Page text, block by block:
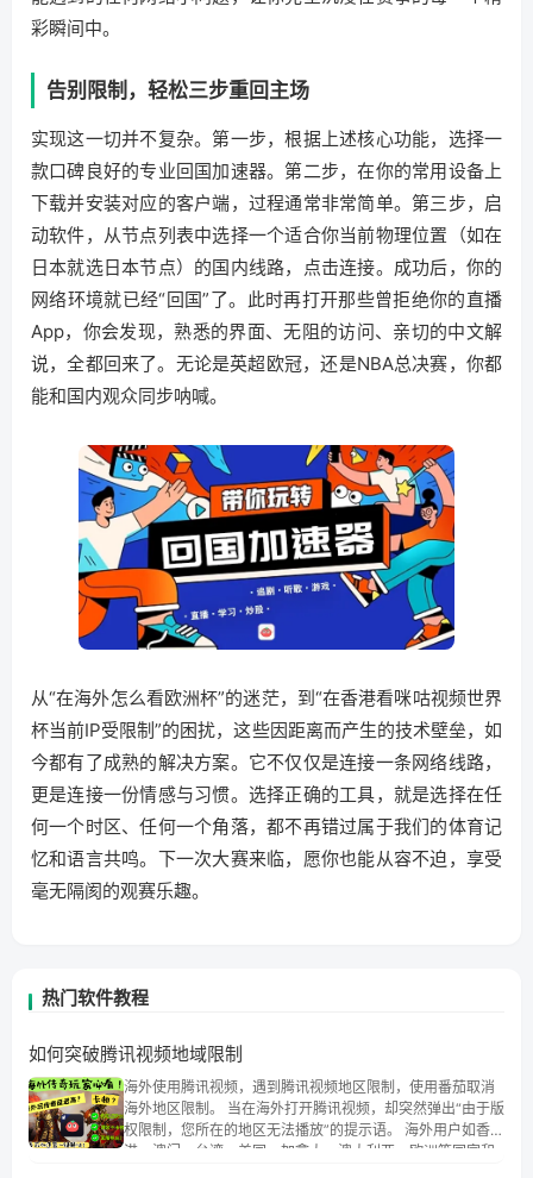
彩瞬间中。
告别限制，轻松三步重回主场
实现这一切并不复杂。第一步，根据上述核心功能，选择一
款口碑良好的专业回国加速器。第二步，在你的常用设备上
下载并安装对应的客户端，过程通常非常简单。第三步，启
动软件，从节点列表中选择一个适合你当前物理位置（如在
日本就选日本节点）的国内线路，点击连接。成功后，你的
网络环境就已经“回国”了。此时再打开那些曾拒绝你的直播
App，你会发现，熟悉的界面、无阻的访问、亲切的中文解
说，全都回来了。无论是英超欧冠，还是NBA总决赛，你都
能和国内观众同步呐喊。
从“在海外怎么看欧洲杯”的迷茫，到“在香港看咪咕视频世界
杯当前IP受限制”的困扰，这些因距离而产生的技术壁垒，如
今都有了成熟的解决方案。它不仅仅是连接一条网络线路，
更是连接一份情感与习惯。选择正确的工具，就是选择在任
何一个时区、任何一个角落，都不再错过属于我们的体育记
忆和语言共鸣。下一次大赛来临，愿你也能从容不迫，享受
毫无隔阂的观赛乐趣。
热门软件教程
如何突破腾讯视频地域限制
海外使用腾讯视频，遇到腾讯视频地区限制，使用番茄取消
海外地区限制。 当在海外打开腾讯视频，却突然弹出“由于版
权限制，您所在的地区无法播放”的提示语。 海外用户如香
港、澳门、台湾、美国、加拿大、澳大利亚、欧洲等国家和